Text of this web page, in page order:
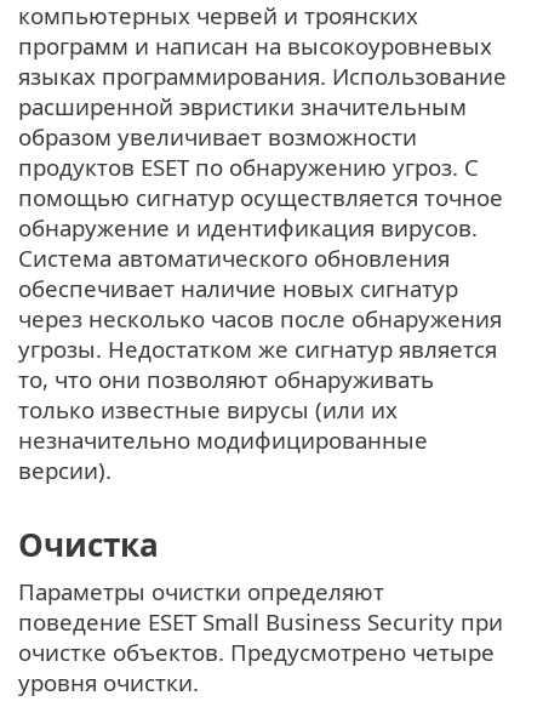
компьютерных червей и троянских
программ и написан на высокоуровневых
языках программирования. Использование
расширенной эвристики значительным
образом увеличивает возможности
продуктов ESET по обнаружению угроз. С
помощью сигнатур осуществляется точное
обнаружение и идентификация вирусов.
Система автоматического обновления
обеспечивает наличие новых сигнатур
через несколько часов после обнаружения
угрозы. Недостатком же сигнатур является
то, что они позволяют обнаруживать
только известные вирусы (или их
незначительно модифицированные
версии).
Очистка
Параметры очистки определяют
поведение ESET Small Business Security при
очистке объектов. Предусмотрено четыре
уровня очистки.